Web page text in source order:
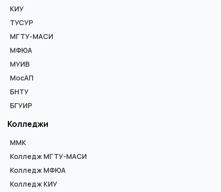
КИУ
ТУСУР
МГТУ-МАСИ
МФЮА
МУИВ
МосАП
БНТУ
БГУИР
Колледжи
ММК
Колледж МГТУ-МАСИ
Колледж МФЮА
Колледж КИУ